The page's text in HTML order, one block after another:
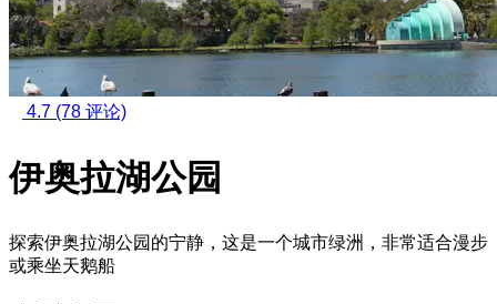
4.7 (78 评论)
伊奥拉湖公园
探索伊奥拉湖公园的宁静，这是一个城市绿洲，非常适合漫步
或乘坐天鹅船